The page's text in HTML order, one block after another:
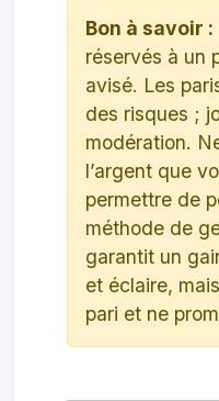
Bon à savoir :
réservés à un
avisé. Les
des risques ;
modération.
l’argent que
permettre de
méthode de
garantit un
et éclaire,
pari et ne